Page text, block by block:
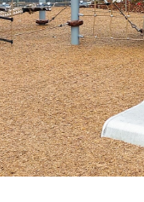
METAL SERİSİ - AGMS 71-P